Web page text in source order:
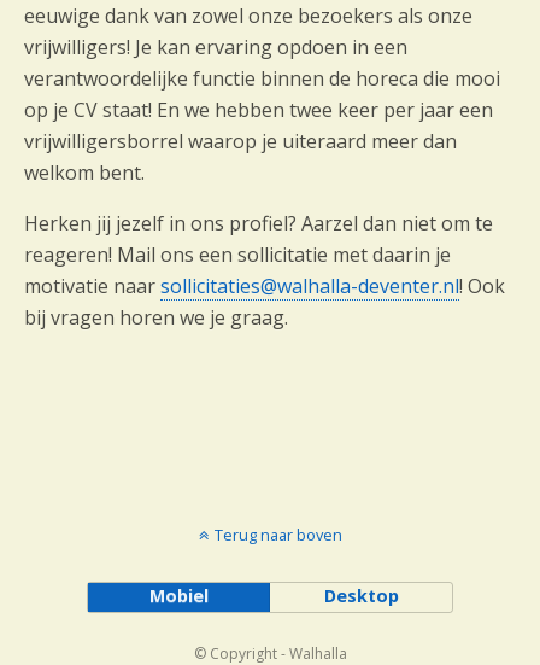
eeuwige dank van zowel onze bezoekers als onze
vrijwilligers! Je kan ervaring opdoen in een
verantwoordelijke functie binnen de horeca die mooi
op je CV staat! En we hebben twee keer per jaar een
vrijwilligersborrel waarop je uiteraard meer dan
welkom bent.
Herken jij jezelf in ons profiel? Aarzel dan niet om te
reageren! Mail ons een sollicitatie met daarin je
motivatie naarsollicitaties@walhalla-deventer.nl! Ook
bij vragen horen we je graag.
Terug naar boven
Mobiel Desktop
© Copyright - Walhalla